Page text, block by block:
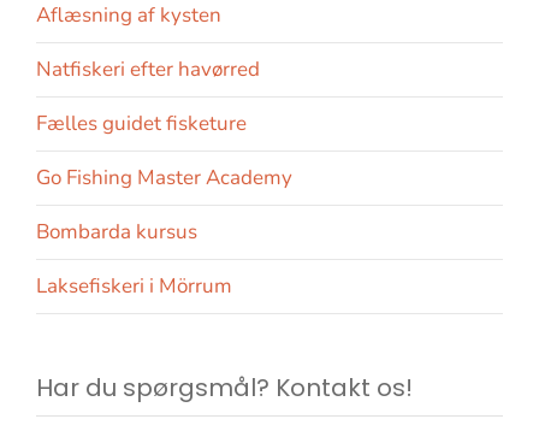
Aflæsning af kysten
Natfiskeri efter havørred
Fælles guidet fisketure
Go Fishing Master Academy
Bombarda kursus
Laksefiskeri i Mörrum
Har du spørgsmål? Kontakt os!